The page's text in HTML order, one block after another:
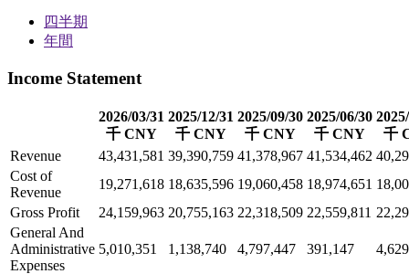
四半期
年間
Income Statement
2026/03/31
千 CNY
2025/12/31
千 CNY
2025/09/30
千 CNY
2025/06/30
千 CNY
千
Revenue
43,431,581 39,390,759 41,378,967 41,534,462
Cost of
Revenue
19,271,618 18,635,596 19,060,458 18,974,651
Gross Profit
24,159,963 20,755,163 22,318,509 22,559,811
General And
Administrative
Expenses
5,010,351 1,138,740 4,797,447 391,147